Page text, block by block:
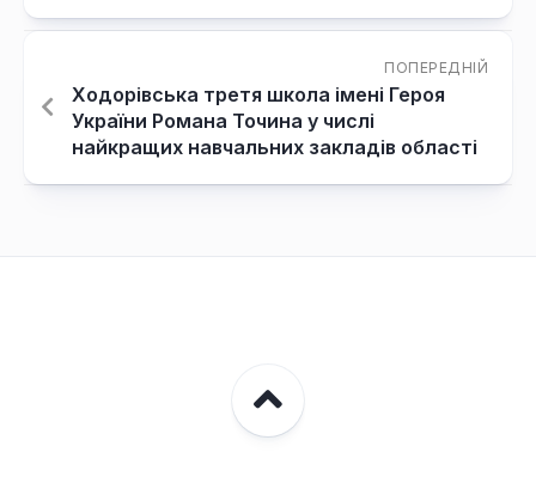
ПОПЕРЕДНІЙ
Ходорівська третя школа імені Героя
України Романа Точина у числі
найкращих навчальних закладів області